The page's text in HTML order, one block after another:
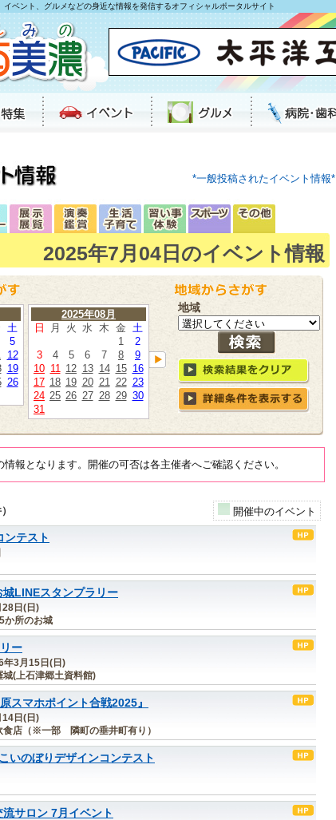
ベント、グルメなどの身近な情報を発信するオフィシャルポータルサイト
*一般投稿されたイベント情報*
2025年7月04日のイベント情報
土
5
12
19
26
2025年08月
日
月 火 水 木 金 土
1
2
3
4 5 6 7 8
9
10 11 12 13 14 15 16
17 18 19 20 21 22 23
24 25 26 27 28 29 30
31
地域
情報となります。開催の可否は各主催者へご確認ください。
開催中のイベント
ンテスト
LINEスタンプラリー
28日(日)
か所のお城
ー
年3月15日(日)
(上石津郷土資料館)
スマホポイント合戦2025』
14日(日)
食店（※一部 隣町の垂井町有り）
いのぼりデザインコンテスト
サロン 7月イベント